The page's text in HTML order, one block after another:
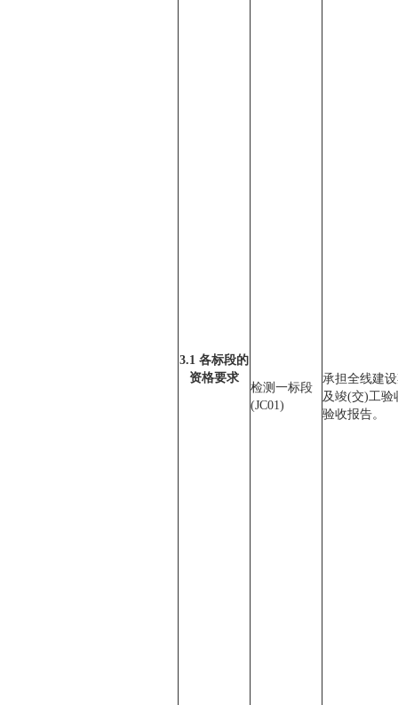
3.1 各标段的
资格要求
检测一标段
(JC01)
承担全线建
及竣(交)工验
验收报告。